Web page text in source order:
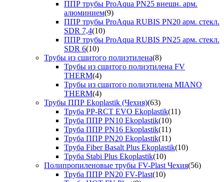
ППР трубы ProAqua PN25 внешн. арм.
алюминием(9)
ППР трубы ProAqua RUBIS PN20 арм. стекл.
SDR 7,4(10)
ППР трубы ProAqua RUBIS PN25 арм. стекл.
SDR 6(10)
Трубы из сшитого полиэтилена(8)
Трубы из сшитого полиэтилена FV
THERM(4)
Трубы из сшитого полиэтилена MIANO
THERM(4)
Трубы ППР Ekoplastik (Чехия)(63)
Труба PP-RCT EVO Ekoplastik(11)
Труба ППР PN10 Ekoplastik(10)
Труба ППР PN16 Ekoplastik(11)
Труба ППР PN20 Ekoplastik(11)
Труба Fiber Basalt Plus Ekoplastik(10)
Труба Stabi Plus Ekoplastik(10)
Полипропиленовые трубы FV-Plast Чехия(56)
Труба ППР PN20 FV-Plast(10)